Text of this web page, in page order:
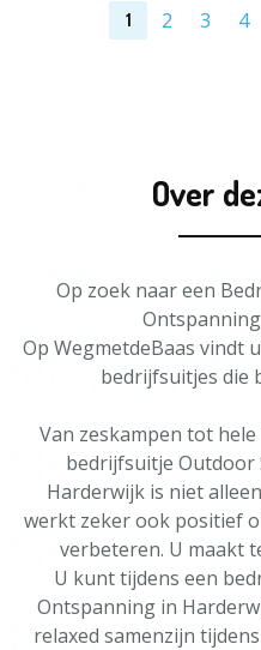
1 2 3 4
Over
Op zoek naar een
Op WegmetdeBaas vindt
bedrijfsuitjes die
Van zeskampen tot
bedrijfsuitje Outdoor
Harderwijk is niet
werkt zeker ook positief
verbeteren. U maakt
U kunt tijdens een
Ontspanning in
relaxed samenzijn